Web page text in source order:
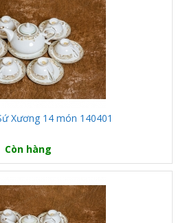
Xương 14 món 140401
Còn hàng